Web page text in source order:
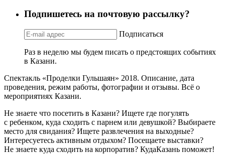
Подпишетесь на почтовую рассылку?
Подписаться
Раз в неделю мы будем писать о предстоящих событиях
в Казани.
Спектакль «Проделки Гульшаян» 2018. Описание, дата
проведения, режим работы, фотографии и отзывы. Всё о
мероприятиях Казани.
Не знаете что посетить в Казани? Ищете где погулять
с ребенком, куда сходить с парнем или девушкой? Выбираете
место для свидания? Ищете развлечения на выходные?
Интересуетесь активным отдыхом? Посещаете выставки?
Не знаете куда сходить на корпоратив? КудаКазань поможет!